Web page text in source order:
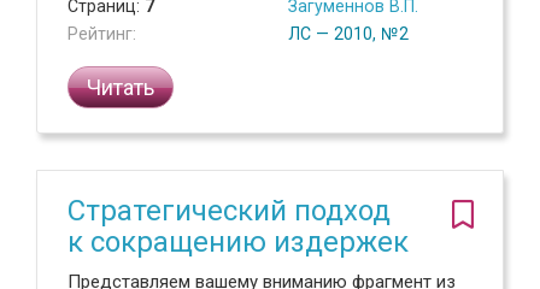
Страниц: 7
Рейтинг:
Загуменнов В.П.
ЛС — 2010, №2
Читать
Стратегический подход
к сокращению издержек
Представляем вашему вниманию фрагмент из